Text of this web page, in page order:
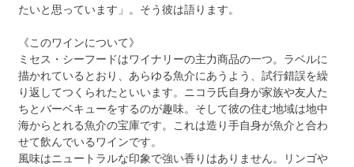
たいと思っています」。そう彼は語ります。
《このワインについて》
ミセス・シーフードはワイナリーの主力商品の一つ。ラベルに
描かれているとおり、あらゆる魚介にあうよう、試行錯誤を繰
り返してつくられたといいます。ニコラ氏自身が家族や友人た
ちとバーベキューをするのが趣味。そして彼の住む地域は地中
海からとれる魚介の宝庫です。これは造り手自身が魚介と合わ
せて飲んでいるワインです。
風味はニュートラルな印象で強い香りはありません。リンゴや